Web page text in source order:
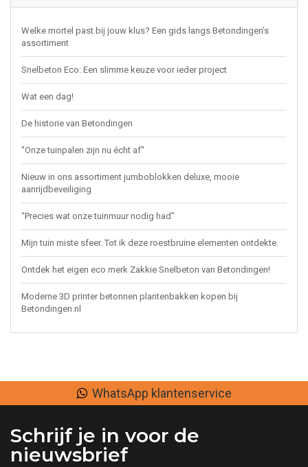
Welke mortel past bij jouw klus? Een gids langs Betondingen’s
assortiment
Snelbeton Eco: Een slimme keuze voor ieder project
Wat een dag!
De historie van Betondingen
''Onze tuinpalen zijn nu écht af''
Nieuw in ons assortiment jumboblokken deluxe, mooie
aanrijdbeveiliging
“Precies wat onze tuinmuur nodig had”
Mijn tuin miste sfeer. Tot ik deze roestbruine elementen ontdekte.
Ontdek het eigen eco merk Zakkie Snelbeton van Betondingen!
Moderne 3D printer betonnen plantenbakken kopen bij
Betondingen.nl
WhatsApp klantenservice
Schrijf je in voor de
nieuwsbrief